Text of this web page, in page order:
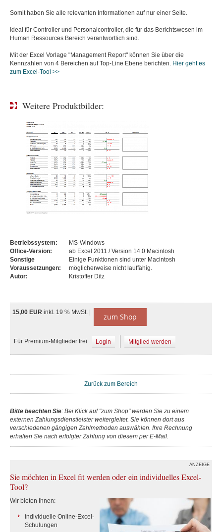
Somit haben Sie alle relevanten Informationen auf nur einer Seite.
Ideal für Controller und Personalcontroller, die für das Berichtswesen im
Human Ressources Bereich verantwortlich sind.
Mit der Excel Vorlage "Management Report" können Sie über die
Kennzahlen von 4 Bereichen auf Top-Line Ebene berichten. Hier geht es
zum Excel-Tool >>
Weitere Produktbilder:
Betriebssystem:
MS-Windows
Office-Version:
ab Excel 2011 / Version 14.0 Macintosh
Sonstige
Voraussetzungen:
Einige Funktionen sind unter Macintosh
möglicherweise nicht lauffähig.
Autor:
Kristoffer Ditz
15,00 EUR inkl. 19 % MwSt. | zum Shop
Für Premium-Mitglieder frei Login Mitglied werden
Zurück zum Bereich
Bitte beachten Sie: Bei Klick auf "zum Shop" werden Sie zu einem
externen Zahlungsdienstleister weitergleitet. Sie können dort aus
verschiedenen gängigen Zahlmethoden auswählen. Ihre Rechnung
erhalten Sie nach erfolgter Zahlung von diesem per E-Mail.
ANZEIGE
Sie möchten in Excel fit werden oder ein individuelles Excel-
Tool?
Wir bieten Ihnen:
individuelle Online-Excel-
Schulungen